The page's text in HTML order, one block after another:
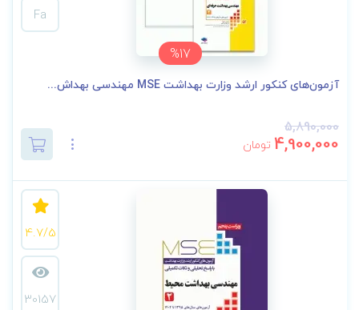
%17
Fa
آزمون‌های کنکور ارشد وزارت بهداشت MSE مهندسی بهداش...
5,890,000
4,900,000 تومان
4.7/5
30157